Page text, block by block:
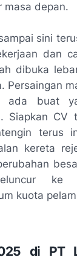
masa depan.
sini
dan
dibuka
Persaingan
ada buat
Siapkan CV
terus
kereta
ke
kuota
di PT